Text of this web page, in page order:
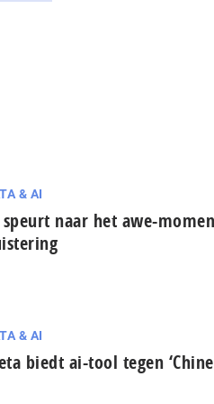
& AI
naar het awe-
& AI
biedt ai-tool tegen